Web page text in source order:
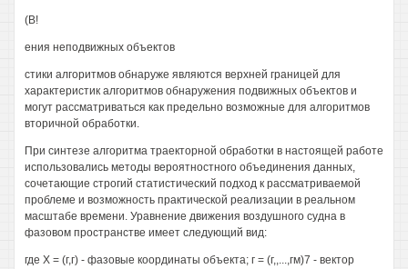
(В!
ения неподвижных объектов
стики алгоритмов обнаруже являются верхней границей для
характеристик алгоритмов обнаружения подвижных объектов и
могут рассматриваться как предельно возможные для алгоритмов
вторичной обработки.
При синтезе алгоритма траекторной обработки в настоящей работе
использовались методы вероятностного объединения данных,
сочетающие строгий статистический подход к рассматриваемой
проблеме и возможность практической реализации в реальном
масштабе времени. Уравнение движения воздушного судна в
фазовом пространстве имеет следующий вид:
где Х = (г,г) - фазовые координаты объекта; г = (г,,...,гм)7 - вектор